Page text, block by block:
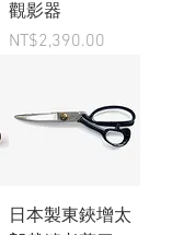
觀影器
Price
NT$2,390.00
日本製東鋏增太